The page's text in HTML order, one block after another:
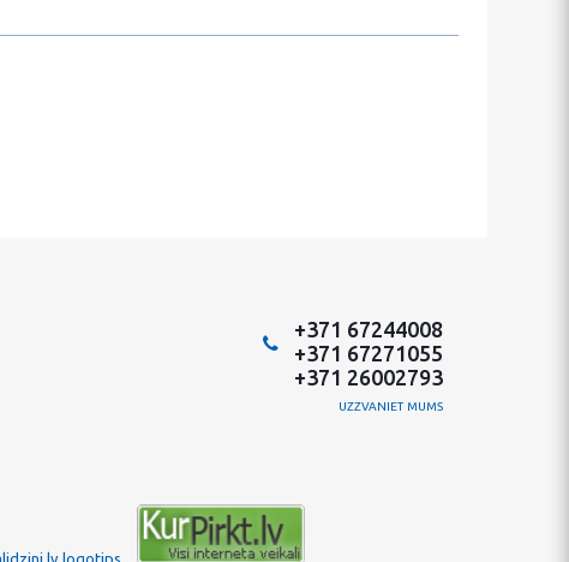
+371 67244008
+371 67271055
+371 26002793
UZZVANIET MUMS